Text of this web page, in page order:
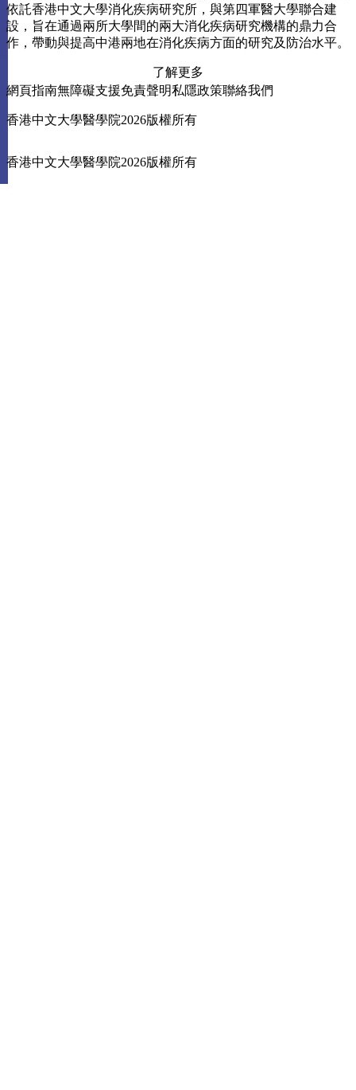
依託香港中文大學消化疾病研究所，與第四軍醫大學聯合建
設，旨在通過兩所大學間的兩大消化疾病研究機構的鼎力合
作，帶動與提高中港兩地在消化疾病方面的研究及防治水平。
了解更多
網頁指南無障礙支援免責聲明私隱政策聯絡我們
香港中文大學醫學院2026版權所有
香港中文大學醫學院2026版權所有